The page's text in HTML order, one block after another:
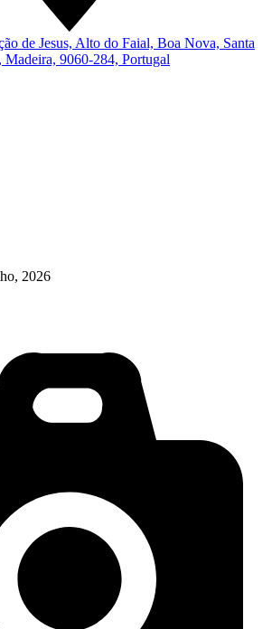
de Jesus, Alto do Faial, Boa Nova, Santa
9060-284, Portugal
2026